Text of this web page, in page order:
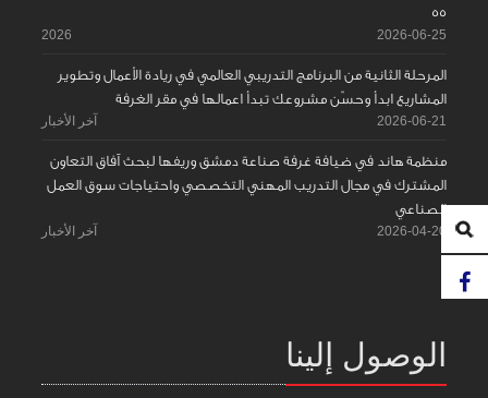
55
2026-06-25
2026
المرحلة الثانية من البرنامج التدريبي العالمي في ريادة الأعمال وتطوير
المشاريع ابدأ وحسّن مشروعك تبدأ اعمالها في مقر الغرفة
2026-06-21 آخر الأخبار
منظمة هاند في ضيافة غرفة صناعة دمشق وريفها لبحث آفاق التعاون
المشترك في مجال التدريب المهني التخصصي واحتياجات سوق العمل
الصناعي
2026-04-20 آخر الأخبار
الوصول إلينا